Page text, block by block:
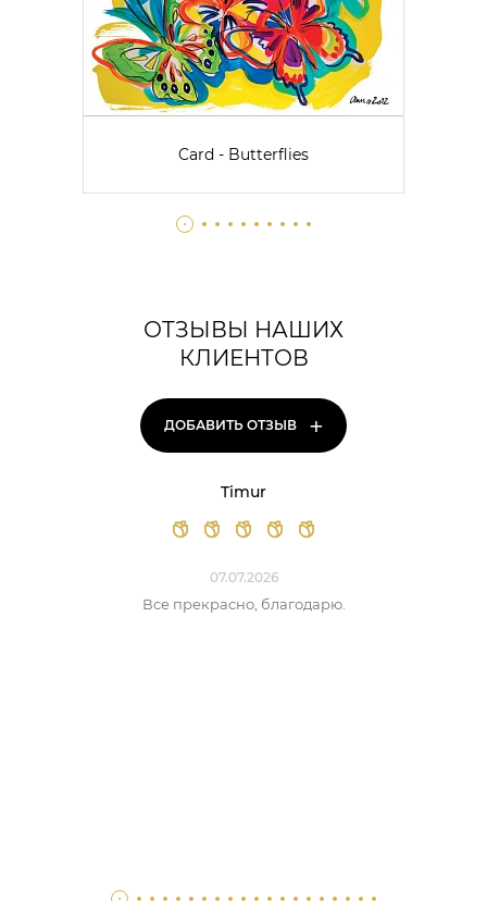
Card - Butterflies
ОТЗЫВЫ НАШИХ
КЛИЕНТОВ
ДОБАВИТЬ ОТЗЫВ +
Timur
07.07.2026
Все прекрасно, благодарю.